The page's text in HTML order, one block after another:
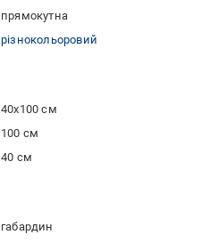
прямокутна
різнокольоровий
40x100 см
100 см
40 см
габардин